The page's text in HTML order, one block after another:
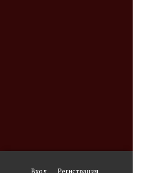
Вход Регистрация